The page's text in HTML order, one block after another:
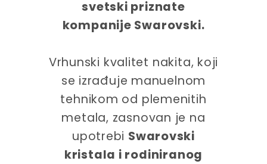
svetski priznate
kompanije Swarovski.
Vrhunski kvalitet nakita, koji
se izrađuje manuelnom
tehnikom od plemenitih
metala, zasnovan je na
upotrebi Swarovski
kristala i rodiniranog